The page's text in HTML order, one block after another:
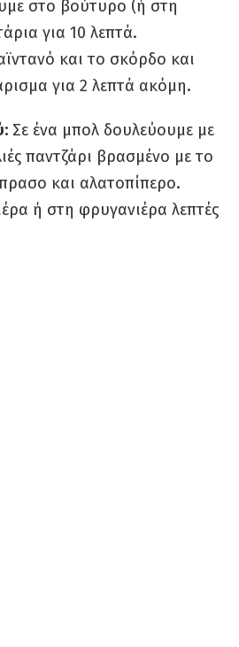
στο βούτυρο (ή στη
για 10 λεπτά.
και το σκόρδο και
για 2 λεπτά ακόμη.
Σε ένα μπολ δουλεύουμε με
παντζάρι βρασμένο με το
και αλατοπίπερο.
ή στη φρυγανιέρα λεπτές